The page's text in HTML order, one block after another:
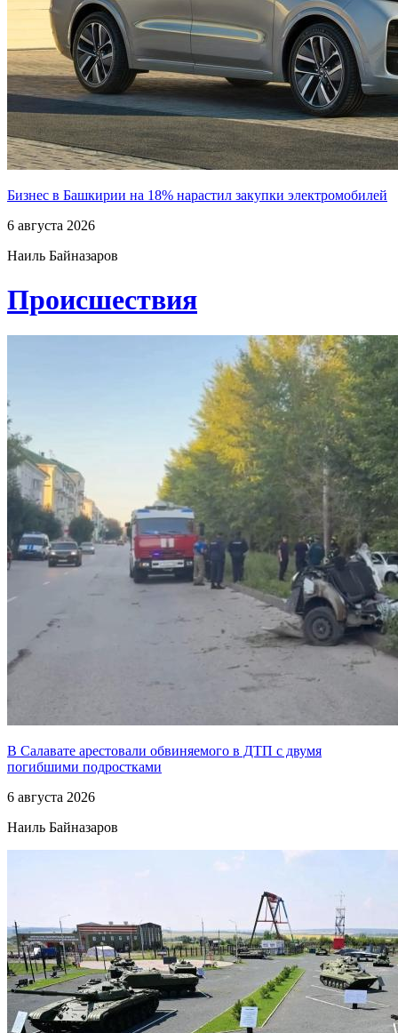
Бизнес в Башкирии на 18% нарастил закупки электромобилей
6 августа 2026
Наиль Байназаров
Проиcшествия
В Салавате арестовали обвиняемого в ДТП с двумя
погибшими подростками
6 августа 2026
Наиль Байназаров